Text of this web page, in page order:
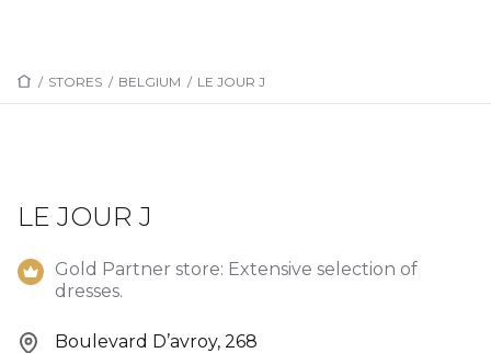
/ STORES / BELGIUM / LE JOUR J
LE JOUR J
Gold Partner store: Extensive selection of
dresses.
Boulevard D’avroy, 268